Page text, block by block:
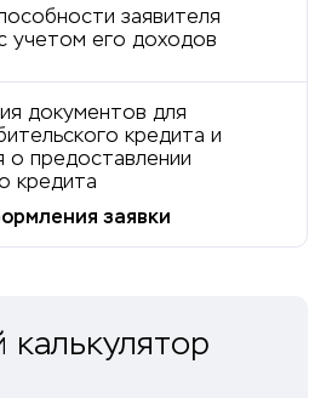
заявителя
учетом его доходов
документов для
кредита и
о предоставлении
кредита
заявки